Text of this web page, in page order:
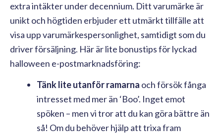
extra intäkter under decennium. Ditt varumärke är
unikt och högtiden erbjuder ett utmärkt tillfälle att
visa upp varumärkespersonlighet, samtidigt som du
driver försäljning. Här är lite bonustips för lyckad
halloween e-postmarknadsföring:
Tänk lite utanför ramarna och försök fånga
intresset med mer än ‘Boo’. Inget emot
spöken – men vi tror att du kan göra bättre än
så! Om du behöver hjälp att trixa fram